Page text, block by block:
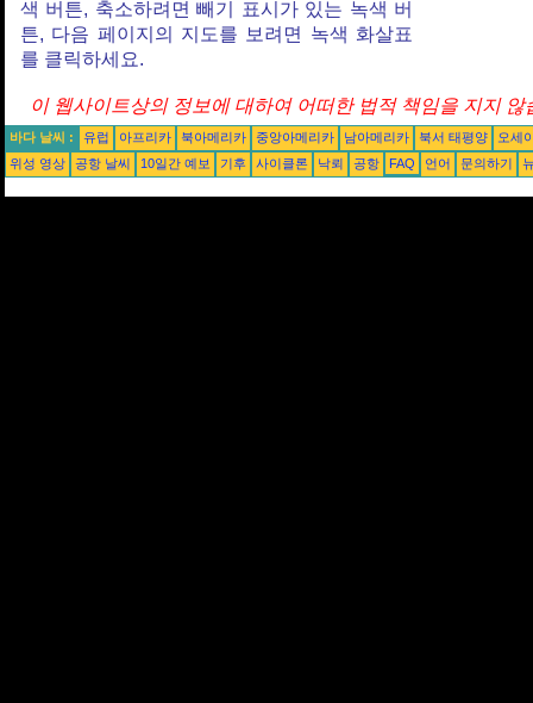
색 버튼, 축소하려면 빼기 표시가 있는 녹색 버
튼, 다음 페이지의 지도를 보려면 녹색 화살표
를 클릭하세요.
이 웹사이트상의 정보에 대하여 어떠한 법적 책임을 지지 않
바다 날씨 : 유럽 아프리카 북아메리카 중앙아메리카 남아메리카 북서 태평양
오세
위성 영상
공항 날씨 10일간 예보 기후 사이클론 낙뢰 공항 FAQ 언어 문의하기